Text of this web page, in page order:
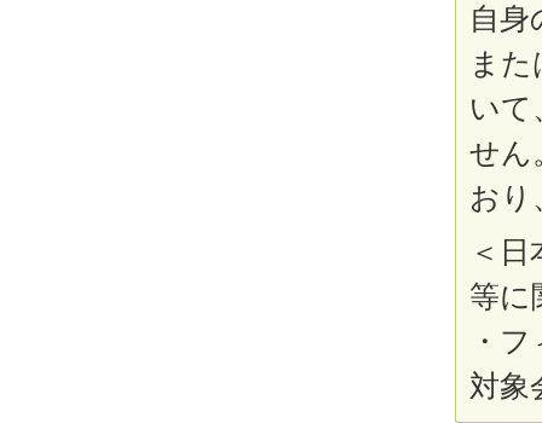
自身
ま
いて
せん
おり
＜
等に
・
対象